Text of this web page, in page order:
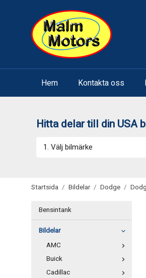
Hem Kontakta oss
Hitta delar till din USA
1. Välj bilmärke
Startsida / Bildelar / Dodge /
Bensintank
Bildelar
AMC
Buick
Cadillac